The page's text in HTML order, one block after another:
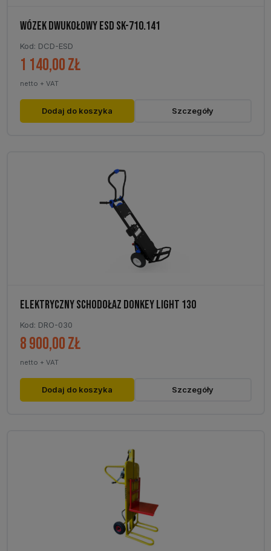
WÓZEK DWUKOŁOWY ESD SK-710.141
Kod: DCD-ESD
1 140,00zł
netto + VAT
Dodaj do koszyka Szczegóły
ELEKTRYCZNY SCHODOŁAZ DONKEY LIGHT 130
Kod: DRO-030
8 900,00zł
netto + VAT
Dodaj do koszyka Szczegóły